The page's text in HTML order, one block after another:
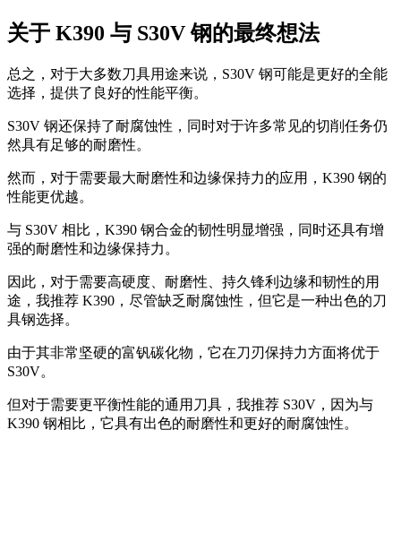
关于 K390 与 S30V 钢的最终想法
总之，对于大多数刀具用途来说，S30V 钢可能是更好的全能
选择，提供了良好的性能平衡。
S30V 钢还保持了耐腐蚀性，同时对于许多常见的切削任务仍
然具有足够的耐磨性。
然而，对于需要最大耐磨性和边缘保持力的应用，K390 钢的
性能更优越。
与 S30V 相比，K390 钢合金的韧性明显增强，同时还具有增
强的耐磨性和边缘保持力。
因此，对于需要高硬度、耐磨性、持久锋利边缘和韧性的用
途，我推荐 K390，尽管缺乏耐腐蚀性，但它是一种出色的刀
具钢选择。
由于其非常坚硬的富钒碳化物，它在刀刃保持力方面将优于
S30V。
但对于需要更平衡性能的通用刀具，我推荐 S30V，因为与
K390 钢相比，它具有出色的耐磨性和更好的耐腐蚀性。